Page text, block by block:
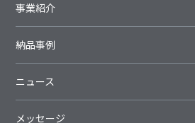
事業紹介
納品事例
ニュース
メッセージ